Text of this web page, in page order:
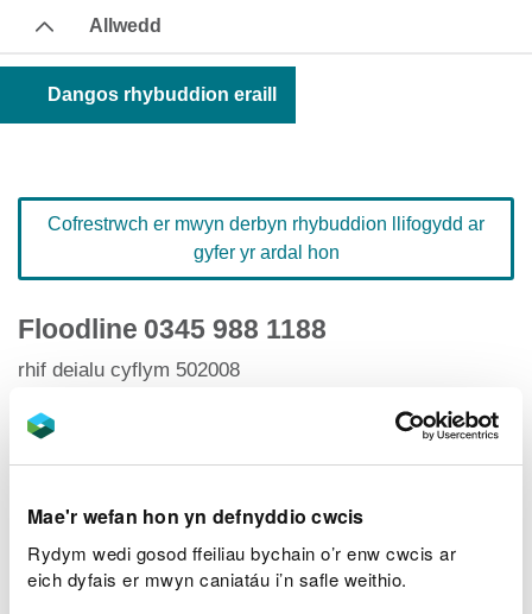
Mae'r wefan hon yn defnyddio cwcis
Rydym wedi gosod ffeiliau bychain o’r enw cwcis ar
eich dyfais er mwyn caniatáu i’n safle weithio.
Allwedd
Dangos rhybuddion eraill
Cofrestrwch er mwyn derbyn rhybuddion llifogydd ar
gyfer yr ardal hon
Floodline 0345 988 1188
rhif deialu cyflym 502008
Hafan Rhybuddion Llifogydd
Lefelau afonydd